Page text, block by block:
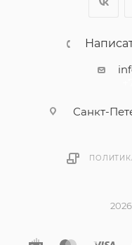
Санкт-